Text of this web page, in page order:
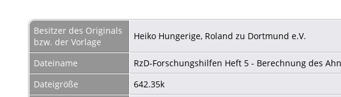
Besitzer des Originals
bzw. der Vorlage
Heiko Hungerige, Roland zu Dortmund e.V.
Dateiname
RzD-Forschungshilfen Heft 5 - Berechnung des
Dateigröße
642.35k